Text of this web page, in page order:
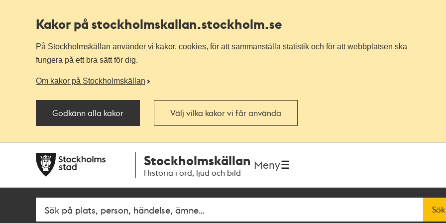
Kakor på stockholmskallan.stockholm.se
På Stockholmskällan använder vi kakor, cookies, för att sammanställa statistik och för att webbplatsen ska
fungera på ett bra sätt för dig.
Om kakor på Stockholmskällan
Godkänn alla kakor Välj vilka kakor vi får använda
navigationen
huvudinnehållet
Stockholmskällan
Historia i ord, ljud och bild
Meny
Fritextsök Sök